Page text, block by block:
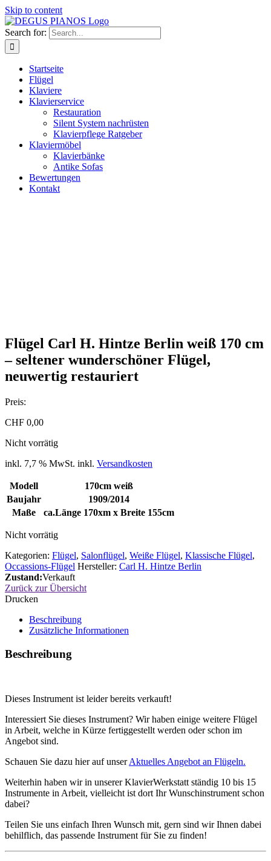
Skip to content
Search for:
Startseite
Flügel
Klaviere
Klavierservice
Restauration
Silent System nachrüsten
Klavierpflege Ratgeber
Klaviermöbel
Klavierbänke
Antike Sofas
Bewertungen
Kontakt
Flügel Carl H. Hintze Berlin weiß 170 cm
– seltener wunderschöner Flügel,
neuwertig restauriert
Preis:
CHF 0,00
Nicht vorrätig
inkl. 7,7 % MwSt. inkl. Versandkosten
Modell
170cm weiß
Baujahr
1909/2014
Maße
ca.Länge 170xm x Breite 155cm
Nicht vorrätig
Kategorien: Flügel, Salonflügel, Weiße Flügel, Klassische Flügel,
Occassions-Flügel Hersteller: Carl H. Hintze Berlin
Zustand:Verkauft
Zurück zur Übersicht
Drucken
Beschreibung
Zusätzliche Informationen
Beschreibung
Dieses Instrument ist leider bereits verkauft!
Interessiert Sie dieses Instrument? Wir haben einige weitere Flügel
in Arbeit, welche in Kürze fertiggestellt werden oder schon im
Angebot sind.
Schauen Sie dazu hier auf unserAktuelles Angebot an Flügeln.
Weiterhin haben wir in unserer KlavierWerkstatt ständig 10 bis 15
Instrumente in Arbeit, vielleicht ist dort Ihr Wunschinstrument schon
dabei?
Teilen Sie uns einfach Ihren Wunsch mit, gern sind wir Ihnen dabei
behilflich, das passende Instrument für Sie zu finden!